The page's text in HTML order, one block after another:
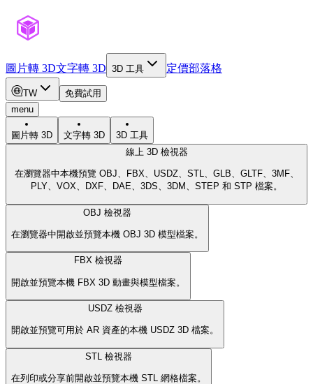
圖片轉 3D文字轉 3D 3D 工具 定價部落格
TW
免費試用
menu
圖片轉 3D 文字轉 3D
3D 工具
線上 3D 檢視器
在瀏覽器中本機預覽 OBJ、FBX、USDZ、STL、GLB、GLTF、3MF、
PLY、VOX、DXF、DAE、3DS、3DM、STEP 和 STP 檔案。
OBJ 檢視器
在瀏覽器中開啟並預覽本機 OBJ 3D 模型檔案。
FBX 檢視器
開啟並預覽本機 FBX 3D 動畫與模型檔案。
USDZ 檢視器
開啟並預覽可用於 AR 資產的本機 USDZ 3D 檔案。
STL 檢視器
在列印或分享前開啟並預覽本機 STL 網格檔案。